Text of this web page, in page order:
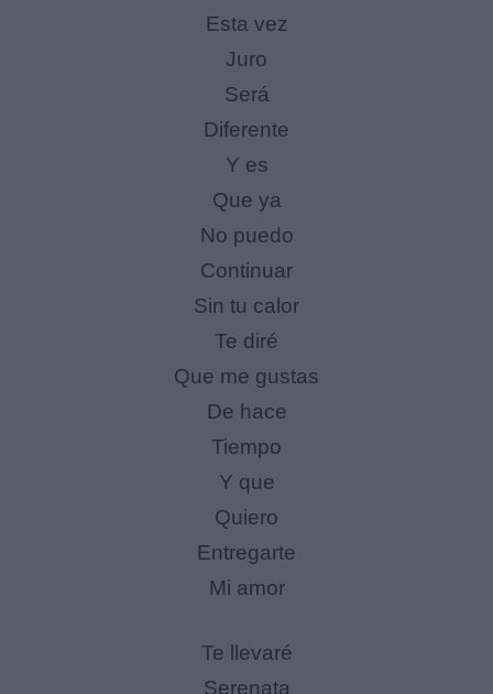
Esta vez
Juro
Será
Diferente
Y es
Que ya
No puedo
Continuar
Sin tu calor
Te diré
Que me gustas
De hace
Tiempo
Y que
Quiero
Entregarte
Mi amor
Te llevaré
Serenata